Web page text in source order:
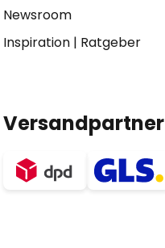
Newsroom
Inspiration| Ratgeber
Versandpartner